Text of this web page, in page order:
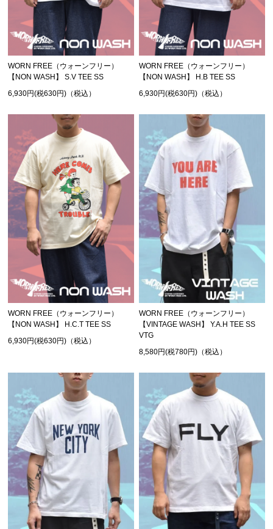
WORN FREE（ウォーンフリー）
【NON WASH】 S.V TEE SS
6,930円(税630円)（税込）
WORN FREE（ウォーンフリー）
【NON WASH】 H.B TEE SS
6,930円(税630円)（税込）
WORN FREE（ウォーンフリー）
【NON WASH】 H.C.T TEE SS
6,930円(税630円)（税込）
WORN FREE（ウォーンフリー）
【VINTAGE WASH】 Y.A.H TEE SS
VTG
8,580円(税780円)（税込）